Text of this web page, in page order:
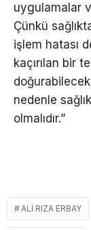
uygulamalar
Çünkü
işlem hatası
kaçırılan bir
nedenle
olmalıdır.”
ALI RIZA ERBAY